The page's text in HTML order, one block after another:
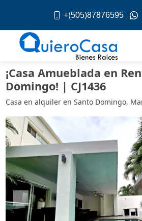
+(505)87876595
¡Casa Amueblada en
Domingo! | CJ1436
Casa en alquiler en Santo Domingo,